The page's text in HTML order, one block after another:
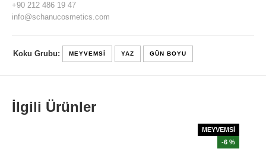
+90 212 486 19 47
info@schanucosmetics.com
Koku Grubu: MEYVEMSI YAZ GÜN BOYU
İlgili Ürünler
MEYVEMSİ
-6 %